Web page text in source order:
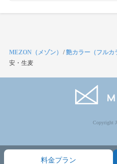
料金プラン
MEZON（メゾン） /艶カラー（フルカ
安・生麦
Copyright